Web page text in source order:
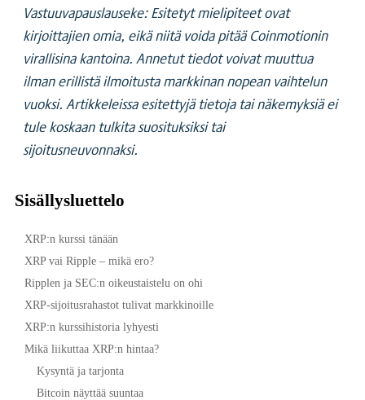
Vastuuvapauslauseke: Esitetyt mielipiteet ovat
kirjoittajien omia, eikä niitä voida pitää Coinmotionin
virallisina kantoina. Annetut tiedot voivat muuttua
ilman erillistä ilmoitusta markkinan nopean vaihtelun
vuoksi. Artikkeleissa esitettyjä tietoja tai näkemyksiä ei
tule koskaan tulkita suosituksiksi tai
sijoitusneuvonnaksi.
Sisällysluettelo
XRP:n kurssi tänään
XRP vai Ripple – mikä ero?
Ripplen ja SEC:n oikeustaistelu on ohi
XRP-sijoitusrahastot tulivat markkinoille
XRP:n kurssihistoria lyhyesti
Mikä liikuttaa XRP:n hintaa?
Kysyntä ja tarjonta
Bitcoin näyttää suuntaa